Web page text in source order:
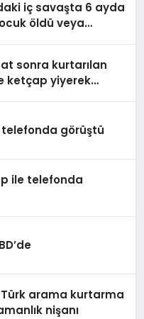
iç savaşta 6 ayda
öldü veya
sonra kurtarılan
ketçap yiyerek
görüştü
ile telefonda
Türk arama kurtarma
nişanı